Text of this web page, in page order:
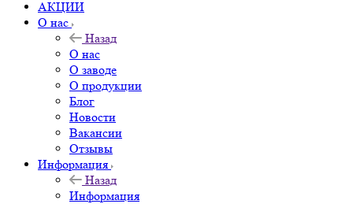
АКЦИИ
О нас
Назад
О нас
О заводе
О продукции
Блог
Новости
Вакансии
Отзывы
Информация
Назад
Информация